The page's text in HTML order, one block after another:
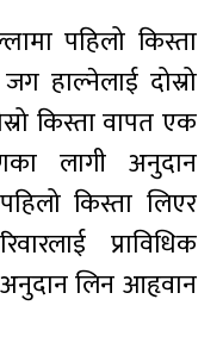
पहिलो किस्ता
हाल्नेलाई दोस्रो
किस्ता वापत एक
लागी अनुदान
किस्ता लिएर
प्राविधिक
अनुदान लिन आहृवान